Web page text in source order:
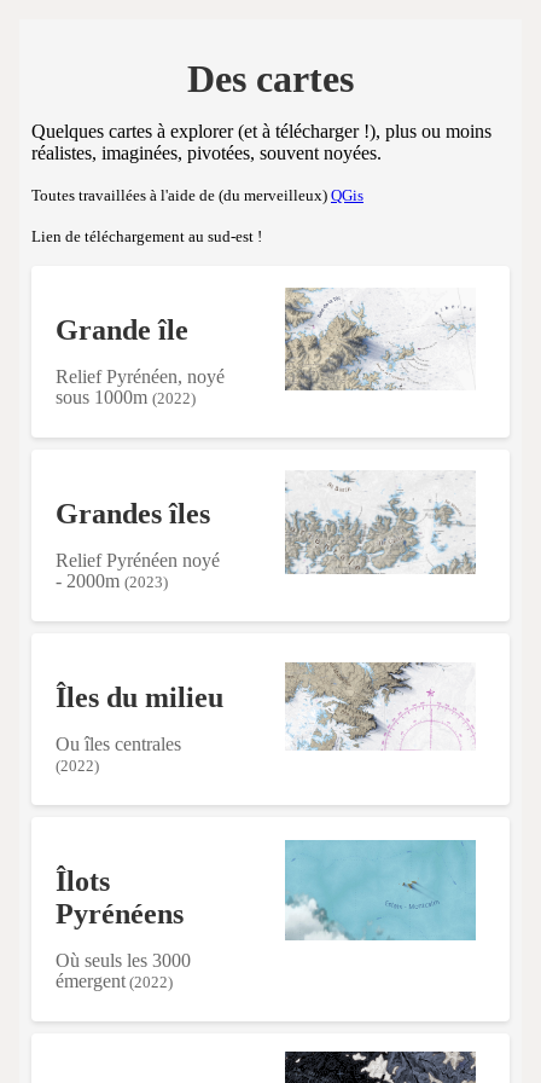
Des cartes
Quelques cartes à explorer (et à télécharger !), plus ou moins
réalistes, imaginées, pivotées, souvent noyées.
Toutes travaillées à l'aide de (du merveilleux) QGis
Lien de téléchargement au sud-est !
Grande île
Relief Pyrénéen, noyé
sous 1000m (2022)
Grandes îles
Relief Pyrénéen noyé
- 2000m (2023)
Îles du milieu
Ou îles centrales
(2022)
Îlots
Pyrénéens
Où seuls les 3000
émergent(2022)